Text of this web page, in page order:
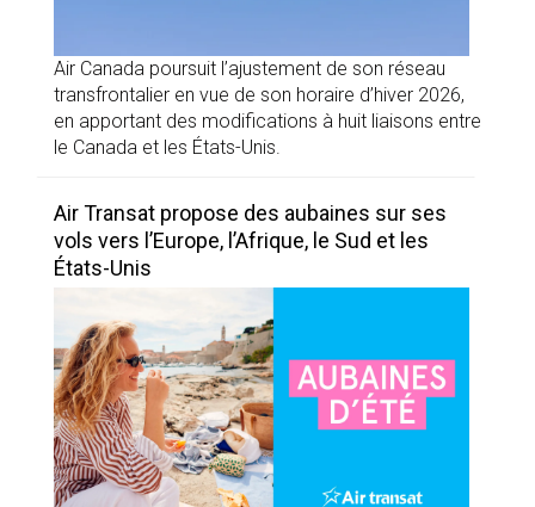
Air Canada poursuit l’ajustement de son réseau
transfrontalier en vue de son horaire d’hiver 2026,
en apportant des modifications à huit liaisons entre
le Canada et les États-Unis.
Air Transat propose des aubaines sur ses
vols vers l’Europe, l’Afrique, le Sud et les
États-Unis